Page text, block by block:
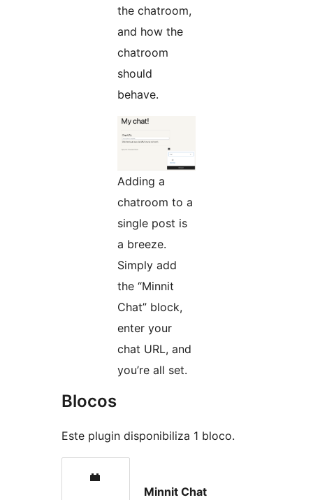
the chatroom,
and how the
chatroom
should
behave.
Adding a
chatroom to a
single post is
a breeze.
Simply add
the “Minnit
Chat” block,
enter your
chat URL, and
you’re all set.
Blocos
Este plugin disponibiliza 1 bloco.
Minnit Chat